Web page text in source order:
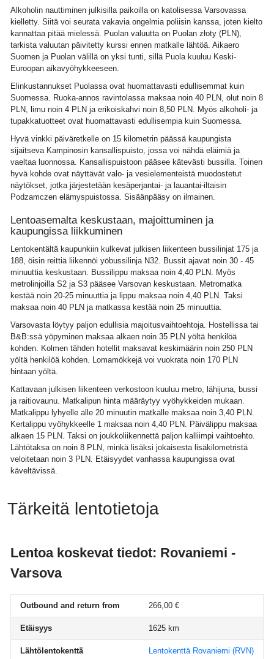
Alkoholin nauttiminen julkisilla paikoilla on katolisessa Varsovassa
kielletty. Siitä voi seurata vakavia ongelmia poliisin kanssa, joten kielto
kannattaa pitää mielessä. Puolan valuutta on Puolan złoty (PLN),
tarkista valuutan päivitetty kurssi ennen matkalle lähtöä. Aikaero
Suomen ja Puolan välillä on yksi tunti, sillä Puola kuuluu Keski-
Euroopan aikavyöhykkeeseen.
Elinkustannukset Puolassa ovat huomattavasti edullisemmat kuin
Suomessa. Ruoka-annos ravintolassa maksaa noin 40 PLN, olut noin 8
PLN, limu noin 4 PLN ja erikoiskahvi noin 8,50 PLN. Myös alkoholi- ja
tupakkatuotteet ovat huomattavasti edullisempia kuin Suomessa.
Hyvä vinkki päiväretkelle on 15 kilometrin päässä kaupungista
sijaitseva Kampinosin kansallispuisto, jossa voi nähdä eläimiä ja
vaeltaa luonnossa. Kansallispuistoon pääsee kätevästi bussilla. Toinen
hyvä kohde ovat näyttävät valo- ja vesielementeistä muodostetut
näytökset, jotka järjestetään kesäperjantai- ja lauantai-iltaisin
Podzamczen elämyspuistossa. Sisäänpääsy on ilmainen.
Lentoasemalta keskustaan, majoittuminen ja
kaupungissa liikkuminen
Lentokentältä kaupunkiin kulkevat julkisen liikenteen bussilinjat 175 ja
188, öisin reittiä liikennöi yöbussilinja N32. Bussit ajavat noin 30 - 45
minuuttia keskustaan. Bussilippu maksaa noin 4,40 PLN. Myös
metrolinjoilla S2 ja S3 pääsee Varsovan keskustaan. Metromatka
kestää noin 20-25 minuuttia ja lippu maksaa noin 4,40 PLN. Taksi
maksaa noin 40 PLN ja matkassa kestää noin 25 minuuttia.
Varsovasta löytyy paljon edullisia majoitusvaihtoehtoja. Hostellissa tai
B&B:ssä yöpyminen maksaa alkaen noin 35 PLN yöltä henkilöä
kohden. Kolmen tähden hotellit maksavat keskimäärin noin 250 PLN
yöltä henkilöä kohden. Lomamökkejä voi vuokrata noin 170 PLN
hintaan yöltä.
Kattavaan julkisen liikenteen verkostoon kuuluu metro, lähijuna, bussi
ja raitiovaunu. Matkalipun hinta määräytyy vyöhykkeiden mukaan.
Matkalippu lyhyelle alle 20 minuutin matkalle maksaa noin 3,40 PLN.
Kertalippu vyöhykkeelle 1 maksaa noin 4,40 PLN. Päivälippu maksaa
alkaen 15 PLN. Taksi on joukkoliikennettä paljon kalliimpi vaihtoehto.
Lähtötaksa on noin 8 PLN, minkä lisäksi jokaisesta lisäkilometristä
veloitetaan noin 3 PLN. Etäisyydet vanhassa kaupungissa ovat
käveltävissä.
Tärkeitä lentotietoja
Lentoa koskevat tiedot: Rovaniemi -
Varsova
Outbound and return from 266,00 €
Etäisyys 1625 km
Lähtölentokenttä Lentokenttä Rovaniemi (RVN)